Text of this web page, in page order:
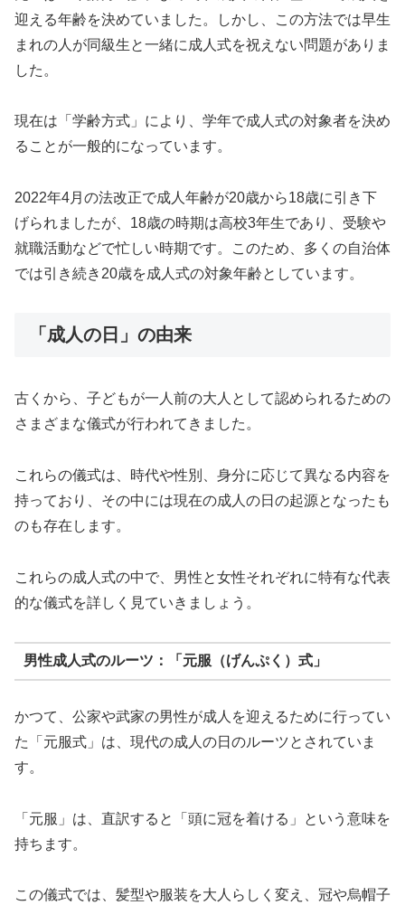
迎える年齢を決めていました。しかし、この方法では早生
まれの人が同級生と一緒に成人式を祝えない問題がありま
した。
現在は「学齢方式」により、学年で成人式の対象者を決め
ることが一般的になっています。
2022年4月の法改正で成人年齢が20歳から18歳に引き下
げられましたが、18歳の時期は高校3年生であり、受験や
就職活動などで忙しい時期です。このため、多くの自治体
では引き続き20歳を成人式の対象年齢としています。
「成人の日」の由来
古くから、子どもが一人前の大人として認められるための
さまざまな儀式が行われてきました。
これらの儀式は、時代や性別、身分に応じて異なる内容を
持っており、その中には現在の成人の日の起源となったも
のも存在します。
これらの成人式の中で、男性と女性それぞれに特有な代表
的な儀式を詳しく見ていきましょう。
男性成人式のルーツ：「元服（げんぷく）式」
かつて、公家や武家の男性が成人を迎えるために行ってい
た「元服式」は、現代の成人の日のルーツとされていま
す。
「元服」は、直訳すると「頭に冠を着ける」という意味を
持ちます。
この儀式では、髪型や服装を大人らしく変え、冠や烏帽子